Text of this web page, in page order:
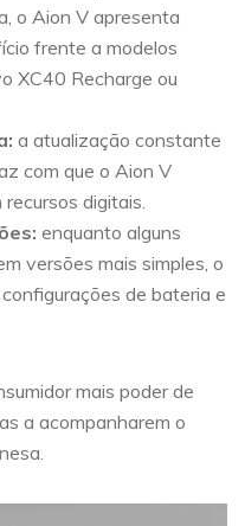
o Aion V apresenta
frente a modelos
XC40 Recharge ou
a atualização constante
com que o Aion V
digitais.
enquanto alguns
versões mais simples, o
de bateria e
mais poder de
a acompanharem o